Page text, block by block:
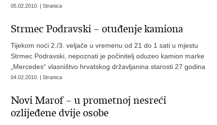
05.02.2010. | Stranica
Strmec Podravski – otuđenje kamiona
Tijekom noći 2./3. veljače u vremenu od 21 do 1 sati u mjestu
Strmec Podravski, nepoznati je počinitelj oduzeo kamion marke
„Mercedes“ vlasništvo hrvatskog državljanina starosti 27 godina
04.02.2010. | Stranica
Novi Marof – u prometnoj nesreći
ozlijeđene dvije osobe